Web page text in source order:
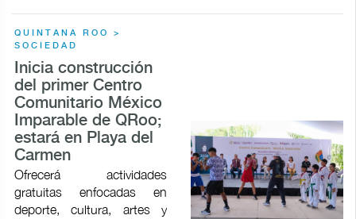
QUINTANA ROO >
SOCIEDAD
Inicia construcción
del primer Centro
Comunitario México
Imparable de QRoo;
estará en Playa del
Carmen
Ofrecerá actividades
gratuitas enfocadas en
deporte, cultura, artes y